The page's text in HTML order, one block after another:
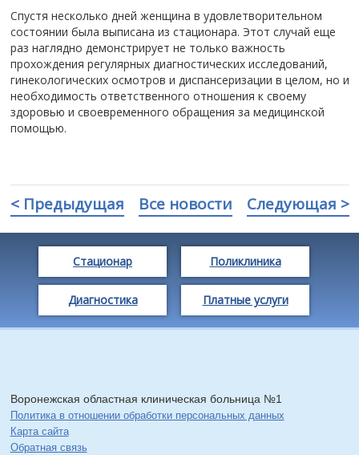
Спустя несколько дней женщина в удовлетворительном
состоянии была выписана из стационара. Этот случай еще
раз наглядно демонстрирует не только важность
прохождения регулярных диагностических исследований,
гинекологических осмотров и диспансеризации в целом, но и
необходимость ответственного отношения к своему
здоровью и своевременного обращения за медицинской
помощью.
< Предыдущая Все новости Следующая >
Стационар Поликлиника
Диагностика Платные услуги
Воронежская областная клиническая больница №1
Политика в отношении обработки персональных данных
Карта сайта
Обратная связь